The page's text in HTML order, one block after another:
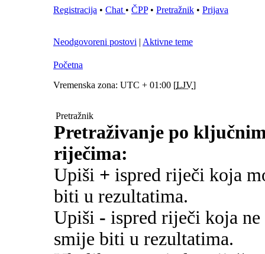
Registracija • Chat • ČPP• Pretražnik • Prijava
Neodgovoreni postovi | Aktivne teme
Početna
Vremenska zona: UTC + 01:00 [LJV]
Pretražnik
Pretraživanje po
riječima:
Upiši + ispred riječi koja
biti u rezultatima.
Upiši - ispred riječi koja ne
smije biti u rezultatima.